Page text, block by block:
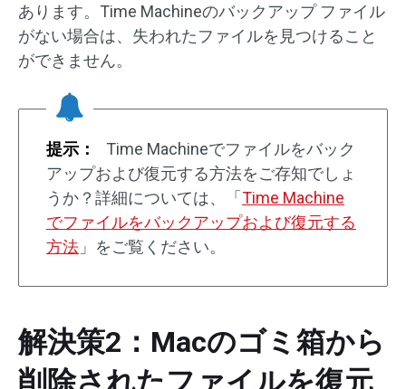
あります。Time Machineのバックアップ ファイル
がない場合は、失われたファイルを見つけること
ができません。
提示：
Time Machineでファイルをバック
アップおよび復元する方法をご存知でしょ
うか？詳細については、「 Time Machine
でファイルをバックアップおよび復元する
方法 」をご覧ください。
解決策2：Macのゴミ箱から
削除されたファイルを復元